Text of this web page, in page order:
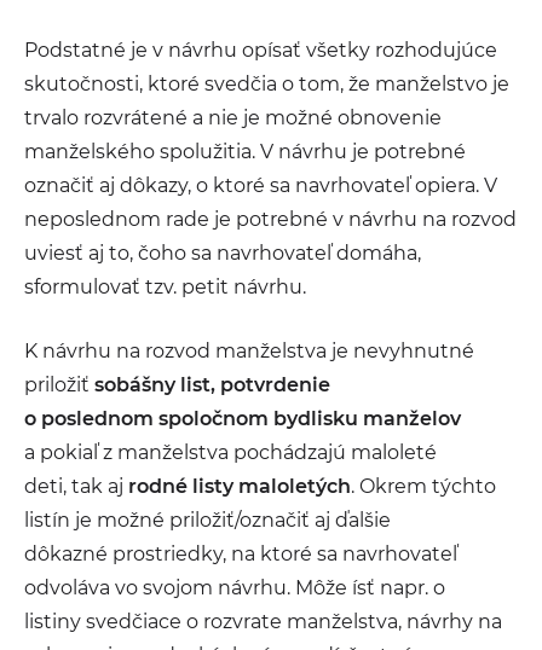
Podstatné je v návrhu opísať všetky rozhodujúce
skutočnosti, ktoré svedčia o tom, že manželstvo je
trvalo rozvrátené a nie je možné obnovenie
manželského spolužitia. V návrhu je potrebné
označiť aj dôkazy, o ktoré sa navrhovateľ opiera. V
neposlednom rade je potrebné v návrhu na rozvod
uviesť aj to, čoho sa navrhovateľ domáha,
sformulovať tzv. petit návrhu.
K návrhu na rozvod manželstva je nevyhnutné
priložiť sobášny list, potvrdenie
o poslednom spoločnom bydlisku manželov
a pokiaľ z manželstva pochádzajú maloleté
deti, tak aj rodné listy maloletých. Okrem týchto
listín je možné priložiť/označiť aj ďalšie
dôkazné prostriedky, na ktoré sa navrhovateľ
odvoláva vo svojom návrhu. Môže ísť napr. o
listiny svedčiace o rozvrate manželstva, návrhy na